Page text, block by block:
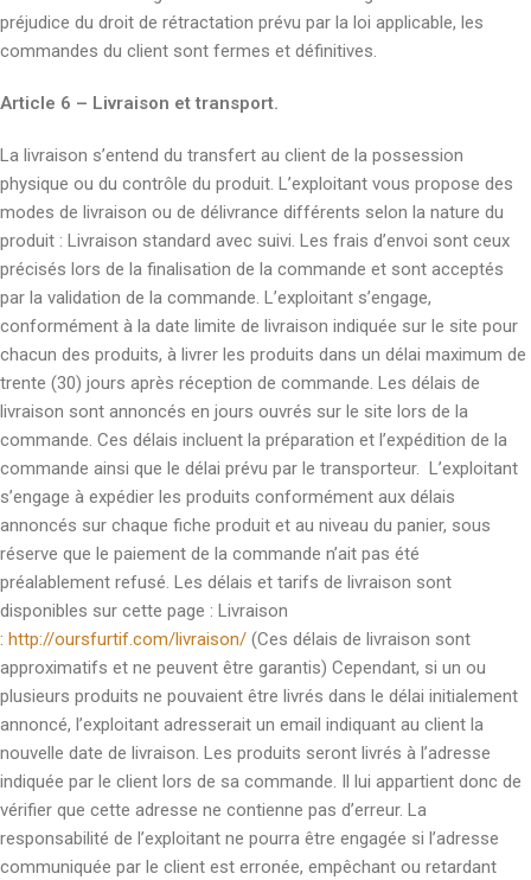
préjudice du droit de rétractation prévu par la loi applicable, les
commandes du client sont fermes et définitives.
Article 6 – Livraison et transport.
La livraison s’entend du transfert au client de la possession
physique ou du contrôle du produit. L’exploitant vous propose des
modes de livraison ou de délivrance différents selon la nature du
produit : Livraison standard avec suivi. Les frais d’envoi sont ceux
précisés lors de la finalisation de la commande et sont acceptés
par la validation de la commande. L’exploitant s’engage,
conformément à la date limite de livraison indiquée sur le site pour
chacun des produits, à livrer les produits dans un délai maximum de
trente (30) jours après réception de commande. Les délais de
livraison sont annoncés en jours ouvrés sur le site lors de la
commande. Ces délais incluent la préparation et l’expédition de la
commande ainsi que le délai prévu par le transporteur. L’exploitant
s’engage à expédier les produits conformément aux délais
annoncés sur chaque fiche produit et au niveau du panier, sous
réserve que le paiement de la commande n’ait pas été
préalablement refusé. Les délais et tarifs de livraison sont
disponibles sur cette page : Livraison
: http://oursfurtif.com/livraison/ (Ces délais de livraison sont
approximatifs et ne peuvent être garantis) Cependant, si un ou
plusieurs produits ne pouvaient être livrés dans le délai initialement
annoncé, l’exploitant adresserait un email indiquant au client la
nouvelle date de livraison. Les produits seront livrés à l’adresse
indiquée par le client lors de sa commande. Il lui appartient donc de
vérifier que cette adresse ne contienne pas d’erreur. La
responsabilité de l’exploitant ne pourra être engagée si l’adresse
communiquée par le client est erronée, empêchant ou retardant